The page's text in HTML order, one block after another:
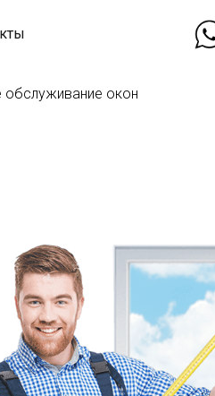
обслуживание окон